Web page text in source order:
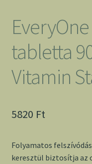
tabletta
Vitamin
5820 Ft
Folyamatos
keresztül biztosítja az